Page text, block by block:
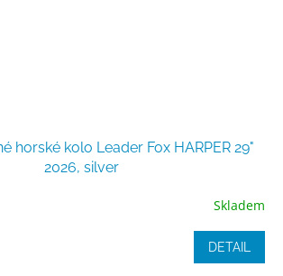
horské kolo Leader Fox HARPER 29"
2026, silver
Skladem
DETAIL